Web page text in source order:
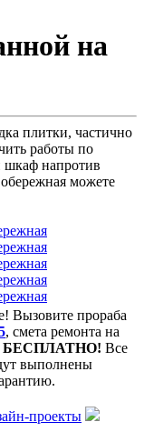
на
плитки, частично
работы по
шкаф напротив
можете
Вызовите прораба
, смета ремонта на
БЕСПЛАТНО! Все
выполнены
проекты